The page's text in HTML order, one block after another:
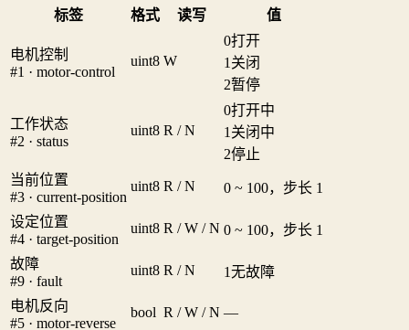
标签 格式 读写 值
电机控制
#1 · motor-control
uint8 W
0打开
1 关闭
2暂停
工作状态
#2 · status
uint8 R / N
0打开中
1 关闭中
2停止
当前位置
#3 · current-position
uint8 R / N 0 ~ 100，步长 1
设定位置
#4 · target-position
uint8 R / W / N 0 ~ 100，步长 1
故障
#9 · fault
uint8 R / N 1无故障
电机反向
#5 · motor-reverse
bool R / W / N —